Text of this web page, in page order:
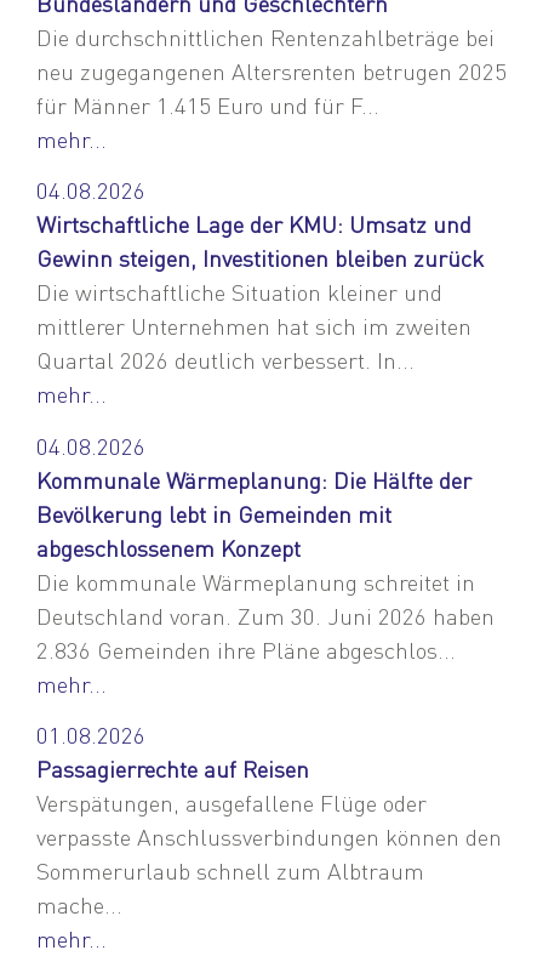
Die durchschnittlichen Rentenzahlbeträge bei
neu zugegangenen Altersrenten betrugen 2025
für Männer 1.415 Euro und für F...
mehr...
04.08.2026
Wirtschaftliche Lage der KMU: Umsatz und
Gewinn steigen, Investitionen bleiben zurück
Die wirtschaftliche Situation kleiner und
mittlerer Unternehmen hat sich im zweiten
Quartal 2026 deutlich verbessert. In...
mehr...
04.08.2026
Kommunale Wärmeplanung: Die Hälfte der
Bevölkerung lebt in Gemeinden mit
abgeschlossenem Konzept
Die kommunale Wärmeplanung schreitet in
Deutschland voran. Zum 30. Juni 2026 haben
2.836 Gemeinden ihre Pläne abgeschlos...
mehr...
01.08.2026
Passagierrechte auf Reisen
Verspätungen, ausgefallene Flüge oder
verpasste Anschlussverbindungen können den
Sommerurlaub schnell zum Albtraum
mache...
mehr...